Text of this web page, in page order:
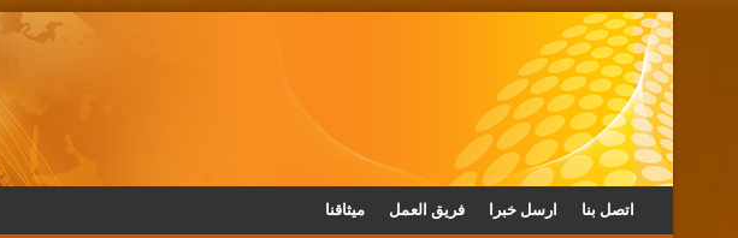
ميثاقنا فريق العمل ارسل خبرا اتصل بنا